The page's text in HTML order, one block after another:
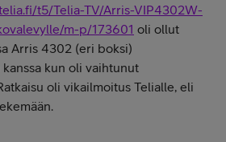
t5/Telia-TV/Arris-VIP4302W-
m-p/173601 oli ollut
Arris 4302 (eri boksi)
kun oli vaihtunut
oli vikailmoitus Telialle, eli